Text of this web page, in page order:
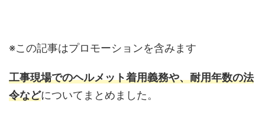
※この記事はプロモーションを含みます
工事現場でのヘルメット着用義務や、耐用年数の法
令などについてまとめました。